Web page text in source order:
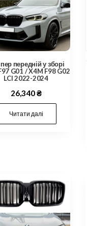
передній у зборі
G01 / X4M F98 G02
LCI 2022-2024
26,340₴
Читати далі